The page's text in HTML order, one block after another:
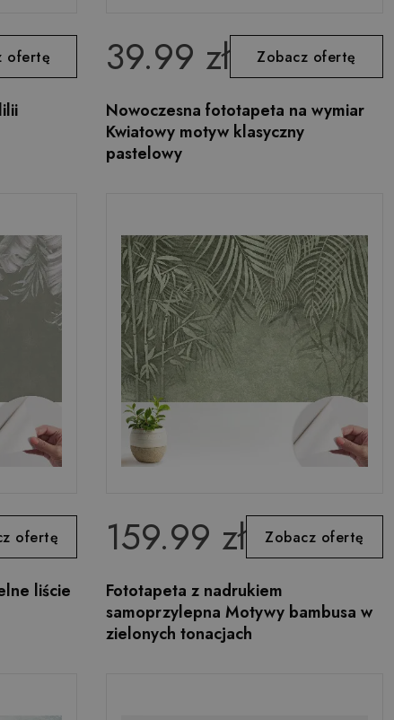
ofertę 39.99 zł Zobacz ofertę
Nowoczesna fototapeta na wymiar
Kwiatowy motyw klasyczny
pastelowy
ofertę
liście
159.99 zł Zobacz ofertę
Fototapeta z nadrukiem
samoprzylepna Motywy bambusa w
zielonych tonacjach